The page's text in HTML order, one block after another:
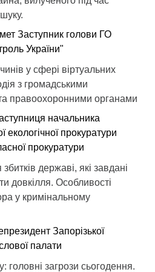
Заступник голови ГО
України"
у сфері віртуальних
з громадськими
правоохоронними органами
начальника
екологічної прокуратури
прокуратури
державі, які завдані
довкілля. Особливості
у кримінальному
Запорізької
палати
головні загрози сьогодення.